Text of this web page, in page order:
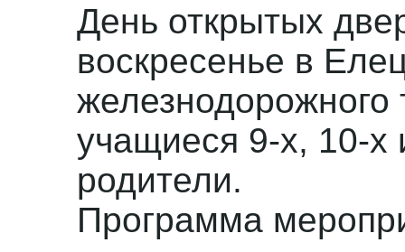
День открытых
воскресенье в
железнодорожного
учащиеся 9-х, 10-х
родители.
Программа